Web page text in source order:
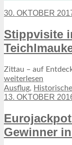
30. OKTOBER
Stippvisite
Zittau – auf
weiterlesen
Ausflug,
13. OKTOBER
Gewinner